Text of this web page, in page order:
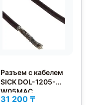
Разъем с кабелем
SICK DOL-1205-
W05MAC
31 200 ₸